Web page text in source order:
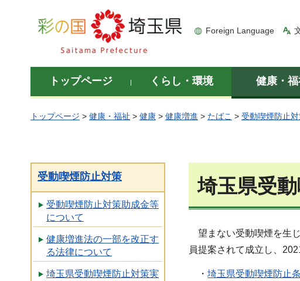
彩の国 埼玉県
Foreign Language
トップページ くらし・環境 健康・
トップページ > 健康・福祉 > 健康 > 健康増進 > たばこ > 受動喫煙防止
受動喫煙防止対策
受動喫煙防止対策助成金等
について
健康増進法の一部を改正す
る法律について
埼玉県受動喫煙防止対策実
埼玉県受
望まない受動喫煙を生
員提案されて成立し、
・ 埼玉県受動喫煙防止